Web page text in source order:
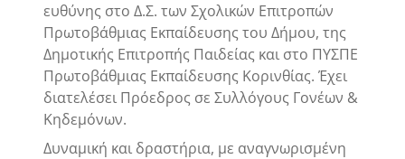
ευθύνης στο Δ.Σ. των Σχολικών Επιτροπών
Πρωτοβάθμιας Εκπαίδευσης του Δήμου, της
Δημοτικής Επιτροπής Παιδείας και στο ΠΥΣΠΕ
Πρωτοβάθμιας Εκπαίδευσης Κορινθίας. Έχει
διατελέσει Πρόεδρος σε Συλλόγους Γονέων &
Κηδεμόνων.
Δυναμική και δραστήρια, με αναγνωρισμένη